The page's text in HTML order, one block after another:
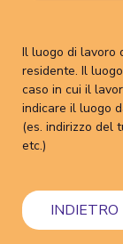
Il luogo di lavoro
residente. Il
caso in cui il
indicare il luogo
(es. indirizzo del
etc.)
INDIETRO